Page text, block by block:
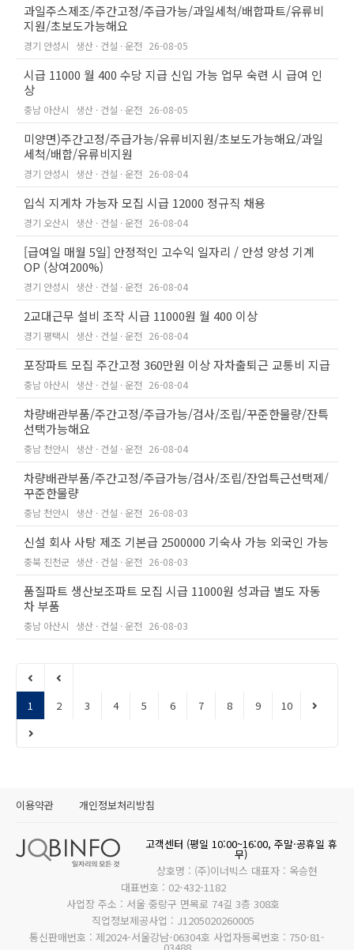
과일주스제조/주간고정/주급가능/과일세척/배합파트/유류비
지원/초보도가능해요
경기 안성시 생산 · 건설 · 운전 26-08-05
시급 11000 월 400 수당 지급 신입 가능 업무 숙련 시 급여 인
상
충남 아산시 생산 · 건설 · 운전 26-08-05
미양면)주간고정/주급가능/유류비지원/초보도가능해요/과일
세척/배합/유류비지원
경기 안성시 생산 · 건설 · 운전 26-08-04
입식 지게차 가능자 모집 시급 12000 정규직 채용
경기 오산시 생산 · 건설 · 운전 26-08-04
[급여일 매월 5일] 안정적인 고수익 일자리 / 안성 양성 기계
OP (상여200%)
경기 안성시 생산 · 건설 · 운전 26-08-04
2교대근무 설비 조작 시급 11000원 월 400 이상
경기 평택시 생산 · 건설 · 운전 26-08-04
포장파트 모집 주간고정 360만원 이상 자차출퇴근 교통비 지급
충남 아산시 생산 · 건설 · 운전 26-08-04
차량배관부품/주간고정/주급가능/검사/조립/꾸준한물량/잔특
선택가능해요
충남 천안시 생산 · 건설 · 운전 26-08-04
차량배관부품/주간고정/주급가능/검사/조립/잔업특근선택제/
꾸준한물량
충남 천안시 생산 · 건설 · 운전 26-08-03
신설 회사 사탕 제조 기본급 2500000 기숙사 가능 외국인 가능
충북 진천군 생산 · 건설 · 운전 26-08-03
품질파트 생산보조파트 모집 시급 11000원 성과급 별도 자동
차 부품
충남 아산시 생산 · 건설 · 운전 26-08-03
1 2 3 4 5 6 7 8 9 10
이용약관 개인정보처리방침
고객센터 (평일 10:00~16:00, 주말·공휴일 휴
무)
상호명 : (주)이너빅스 대표자 : 옥승현
대표번호 : 02-432-1182
사업장 주소 : 서울 중랑구 면목로 74길 3층 308호
직업정보제공사업 : J1205020260005
통신판매번호 : 제2024-서울강남-06304호 사업자등록번호 : 750-81-